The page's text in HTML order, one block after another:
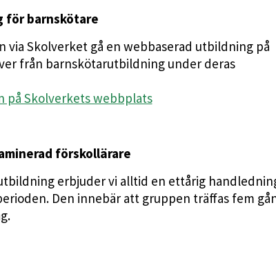
för barnskötare
via Skolverket gå en webbaserad utbildning på
från barnskötarutbildning under deras
på Skolverkets webbplats
förskollärare
erbjuder vi alltid en ettårig
Den innebär att gruppen träffas fem